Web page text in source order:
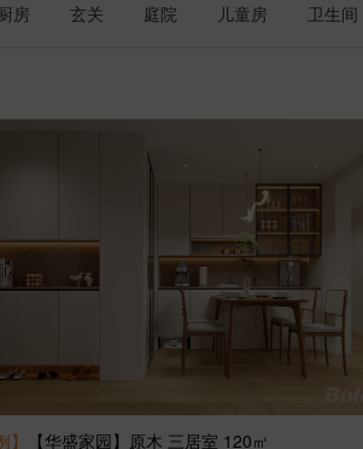
房 玄关 庭院 儿童房 卫生间
】 【华盛家园】原木 三居室 120㎡